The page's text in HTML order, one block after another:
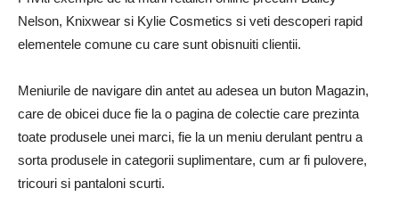
Nelson, Knixwear si Kylie Cosmetics si veti descoperi rapid
elementele comune cu care sunt obisnuiti clientii.
Meniurile de navigare din antet au adesea un buton Magazin,
care de obicei duce fie la o pagina de colectie care prezinta
toate produsele unei marci, fie la un meniu derulant pentru a
sorta produsele in categorii suplimentare, cum ar fi pulovere,
tricouri si pantaloni scurti.